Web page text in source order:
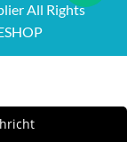
All Rights